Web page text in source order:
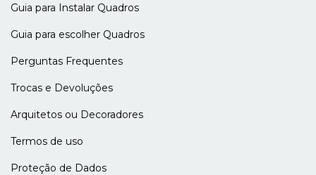
Guia para Instalar Quadros
Guia para escolher Quadros
Perguntas Frequentes
Trocas e Devoluções
Arquitetos ou Decoradores
Termos de uso
Proteção de Dados